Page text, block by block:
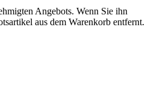
Angebots. Wenn Sie ihn
aus dem Warenkorb entfernt.